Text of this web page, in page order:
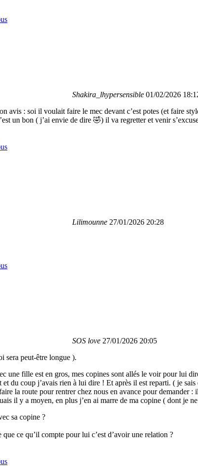
Shakira_lhypersensible 01/02/2026
avis : soi il voulait faire le mec devant c’est potes (et faire
un bon ( j’ai envie de dire 🤣) il va regretter et venir
Lilimounne 27/01/2026 20:28
SOS love 27/01/2026 20:05
sera peut-être longue ).
une fille est en gros, mes copines sont allés le voir pour lui
et du coup j’avais rien à lui dire ! Et après il est reparti. ( je
la route pour rentrer chez nous en avance pour demander
il y a moyen, en plus j’en ai marre de ma copine ( dont je
sa copine ?
ce qu’il compte pour lui c’est d’avoir une relation ?